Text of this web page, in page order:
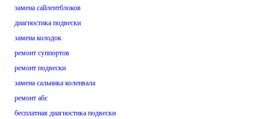
замена сайлентблоков
диагностика подвески
замена колодок
ремонт суппортов
ремонт подвески
замена сальника коленвала
ремонт абс
бесплатная диагностика подвески